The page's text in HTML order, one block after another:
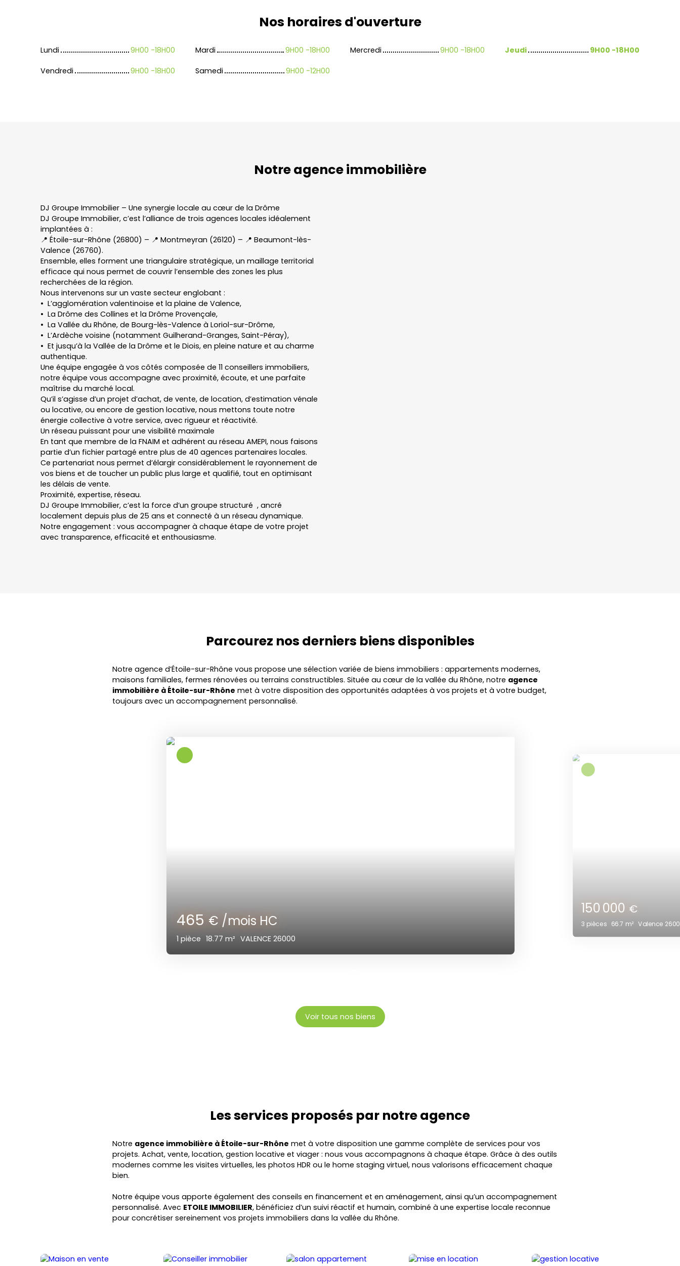
Nos horaires d'ouverture
Lundi 9H00 -18H00 Mardi 9H00 -18H00 Mercredi 9H00 -18H00 Jeudi 9H00 -18H00
Vendredi 9H00 -18H00 Samedi 9H00 -12H00
Notreagenceimmobilière
DJ Groupe Immobilier – Une synergie locale au cœur de la Drôme
DJ Groupe Immobilier, c’est l’alliance de trois agences locales idéalement
implantées à :
📍 Étoile-sur-Rhône (26800) – 📍 Montmeyran (26120) – 📍 Beaumont-lès-
Valence (26760).
Ensemble, elles forment une triangulaire stratégique, un maillage territorial
efficace qui nous permet de couvrir l’ensemble des zones les plus
recherchées de la région.
Nous intervenons sur un vaste secteur englobant :
L’agglomération valentinoise et la plaine de Valence,
La Drôme des Collines et la Drôme Provençale,
La Vallée du Rhône, de Bourg-lès-Valence à Loriol-sur-Drôme,
L’Ardèche voisine (notamment Guilherand-Granges, Saint-Péray),
Et jusqu’à la Vallée de la Drôme et le Diois, en pleine nature et au charme
authentique.
Une équipe engagée à vos côtés composée de 11 conseillers immobiliers,
notre équipe vous accompagne avec proximité, écoute, et une parfaite
maîtrise du marché local.
Qu’il s’agisse d’un projet d’achat, de vente, de location, d’estimation vénale
ou locative, ou encore de gestion locative, nous mettons toute notre
énergie collective à votre service, avec rigueur et réactivité.
Un réseau puissant pour une visibilité maximale
En tant que membre de la FNAIM et adhérent au réseau AMEPI, nous faisons
partie d’un fichier partagé entre plus de 40 agences partenaires locales.
Ce partenariat nous permet d’élargir considérablement le rayonnement de
vos biens et de toucher un public plus large et qualifié, tout en optimisant
les délais de vente.
Proximité, expertise, réseau.
DJ Groupe Immobilier, c’est la force d’un groupe structuré , ancré
localement depuis plus de 25 ans et connecté à un réseau dynamique.
Notre engagement : vous accompagner à chaque étape de votre projet
avec transparence, efficacité et enthousiasme.
Parcourez nos derniers biens disponibles
Notre agence d’Étoile-sur-Rhône vous propose une sélection variée de biens immobiliers : appartements modernes,
maisons familiales, fermes rénovées ou terrains constructibles. Située au cœur de la vallée du Rhône, notre agence
immobilière à Étoile-sur-Rhône met à votre disposition des opportunités adaptées à vos projets et à votre budget,
toujours avec un accompagnement personnalisé.
150 000€
3pièces 66.7 m² Valence 26000
125 000€
3pièces 52.08 m² Valence
Voir tous nos biens
Les services proposés par notre agence
Notre agence immobilière à Étoile-sur-Rhône met à votre disposition une gamme complète de services pour vos
projets. Achat, vente, location, gestion locative et viager : nous vous accompagnons à chaque étape. Grâce à des outils
modernes comme les visites virtuelles, les photos HDR ou le home staging virtuel, nous valorisons efficacement chaque
bien.
Notre équipe vous apporte également des conseils en financement et en aménagement, ainsi qu’un accompagnement
personnalisé. Avec ETOILE IMMOBILIER, bénéficiez d’un suivi réactif et humain, combiné à une expertise locale reconnue
pour concrétiser sereinement vos projets immobiliers dans la vallée du Rhône.